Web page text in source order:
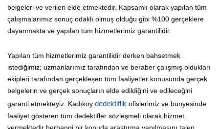
belgeleri ve verileri elde etmektedir. Kapsamlı olarak yapılan tüm
çalışmalarımız sonuç odaklı olmuş olduğu gibi %100 gerçeklere
dayanmakta ve yapılan tüm hizmetlerimiz garantilidir.
Yapılan tüm hizmetlerimiz garantilidir derken bahsetmek
istediğimiz; uzmanlarımız tarafından ve beraber çalışmış oldukları
ekipleri tarafından gerçekleşen tüm faaliyetler konusunda gerçek
belgelerin ve gerçek sonuçların elde edildiğini ve edileceğini
garanti etmekteyiz. Kadıköy dedektiflik ofislerimiz ve bünyesinde
faaliyet gösteren tüm dedektifler sözleşmeli olarak hizmet
vermektedir herhangi bir konuda araştırma yapılmasını talep